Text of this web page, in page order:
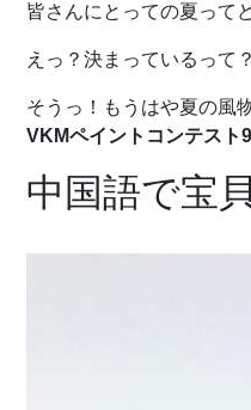
皆さんにとっての夏って
えっ？決まっているって？
そうっ！もうはや夏の風
VKMペイントコンテスト
中国語で宝